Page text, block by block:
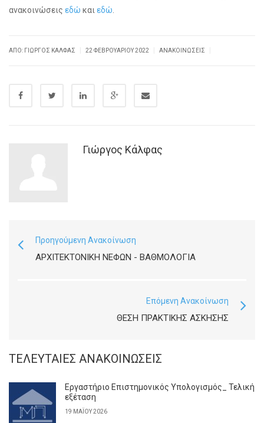
ανακοινώσεις εδώ και εδώ
ΑΠΌ: ΓΙΏΡΓΟΣ ΚΆΛΦΑΣ 22 ΦΕΒΡΟΥΑΡΊΟΥ 2022 ΑΝΑΚΟΙΝΏΣΕΙΣ
Γιώργος Κάλφας
Προηγούμενη Ανακοίνωση
ΑΡΧΙΤΕΚΤΟΝΙΚΉ ΝΕΦΏΝ - ΒΑΘΜΟΛΟΓΊΑ
Επόμενη Ανακοίνωση
ΘΕΣΗ ΠΡΑΚΤΙΚΗΣ ΑΣΚΗΣΗΣ
ΤΕΛΕΥΤΑΊΕΣ ΑΝΑΚΟΙΝΏΣΕΙΣ
Εργαστήριο Επιστημονικός Υπολογισμός_ Τελική
εξέταση
19 ΜΑΪ́ΟΥ 2026